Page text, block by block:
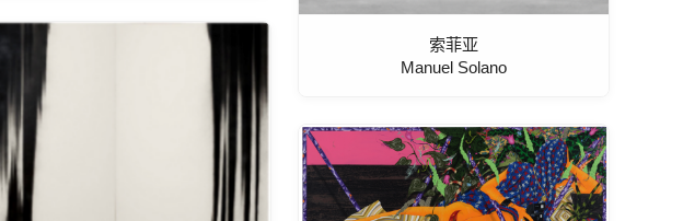
索菲亚
Manuel Solano